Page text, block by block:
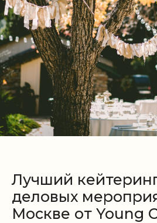
Лучший
деловых
Москве от Young